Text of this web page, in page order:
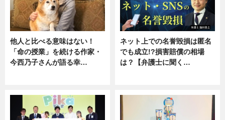
他人と比べる意味はない！
「命の授業」を続ける作家・
今西乃子さんが語る幸…
ネット上での名誉毀損は匿名
でも成立!?損害賠償の相場
は？【弁護士に聞く…